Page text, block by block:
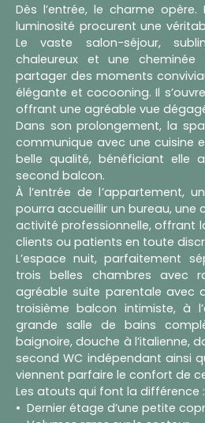
Dès l’entrée, le charme
luminosité procurent une
Le vaste salon-séjour,
chaleureux et une cheminée
partager des moments
élégante et cocooning. Il
offrant une agréable vue
Dans son prolongement, la
communique avec une cuisine
belle qualité, bénéficiant elle
second balcon.
À l’entrée de l’appartement,
pourra accueillir un bureau, une
activité professionnelle, offrant
clients ou patients en toute
L’espace nuit, parfaitement
trois belles chambres avec
agréable suite parentale avec
troisième balcon intimiste, à
grande salle de bains
baignoire, douche à l’italienne,
second WC indépendant ainsi
viennent parfaire le confort de
Les atouts qui font la différence :
Dernier étage d’une petite